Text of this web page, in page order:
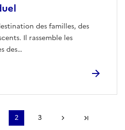
des familles, des
Il rassemble les
des…
2 3 Page suivante